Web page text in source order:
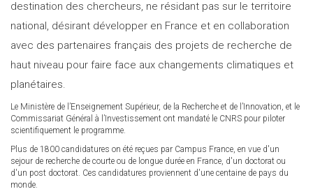
destination des chercheurs, ne résidant pas sur le territoire
national, désirant développer en France et en collaboration
avec des partenaires français des projets de recherche de
haut niveau pour faire face aux changements climatiques et
planétaires.
Le Ministère de l’Enseignement Supérieur, de la Recherche et de l’Innovation, et le
Commissariat Général à l’Investissement ont mandaté le CNRS pour piloter
scientifiquement le programme.
Plus de 1800 candidatures on été reçues par Campus France, en vue d'un
sejour de recherche de courte ou de longue durée en France, d'un doctorat ou
d'un post doctorat. Ces candidatures proviennent d'une centaine de pays du
monde.